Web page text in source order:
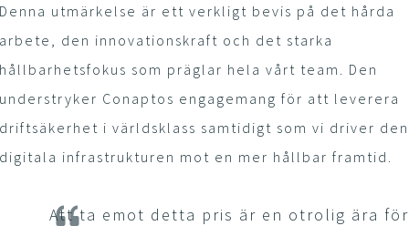
Denna utmärkelse är ett verkligt bevis på det hårda
arbete, den innovationskraft och det starka
hållbarhetsfokus som präglar hela vårt team. Den
understryker Conaptos engagemang för att leverera
driftsäkerhet i världsklass samtidigt som vi driver den
digitala infrastrukturen mot en mer hållbar framtid.
Att ta emot detta pris är en otrolig ära för